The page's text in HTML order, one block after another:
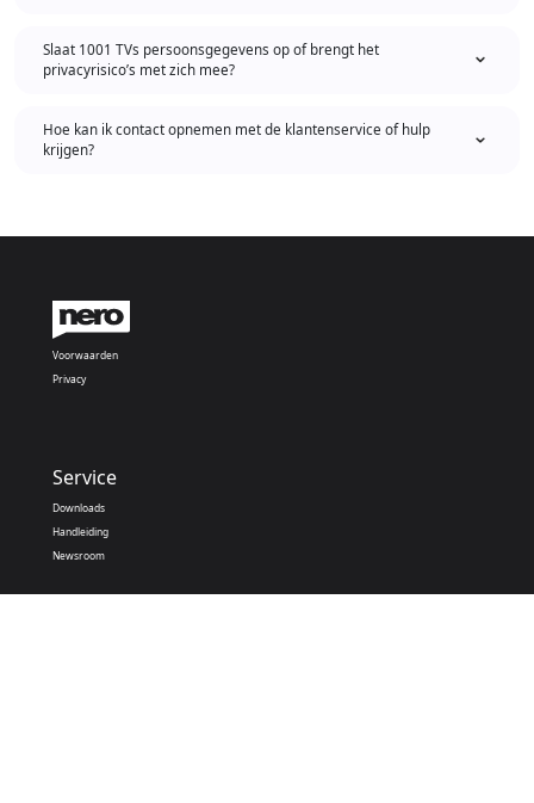
Slaat 1001 TVs persoonsgegevens op of brengt het
privacyrisico’s met zich mee?
Hoe kan ik contact opnemen met de klantenservice of hulp
krijgen?
Voorwaarden
Privacy
Service
Downloads
Handleiding
Newsroom